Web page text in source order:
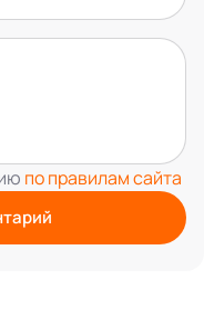
по правилам сайта